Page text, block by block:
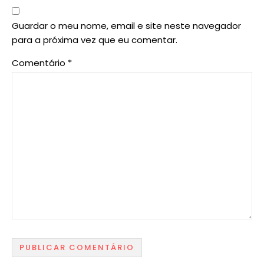
Guardar o meu nome, email e site neste navegador
para a próxima vez que eu comentar.
Comentário *